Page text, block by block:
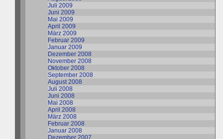
Juli 2009
Juni 2009
Mai 2009
April 2009
März 2009
Februar 2009
Januar 2009
Dezember 2008
November 2008
Oktober 2008
September 2008
August 2008
Juli 2008
Juni 2008
Mai 2008
April 2008
März 2008
Februar 2008
Januar 2008
Dezember 2007